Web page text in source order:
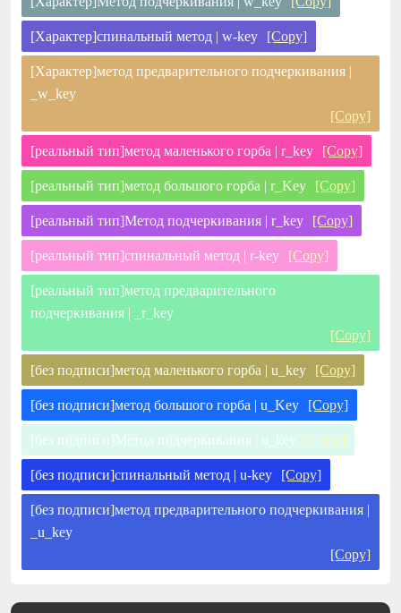
[Характер]спинальный метод | w-key [Copy]
[Характер]метод предварительного подчеркивания |
_w_key
[Copy]
[реальный тип]метод маленького горба | r_key [Copy]
[реальный тип]метод большого горба | r_Key [Copy]
[реальный тип]Метод подчеркивания | r_key [Copy]
[реальный тип]спинальный метод | r-key [Copy]
[реальный тип]метод предварительного
подчеркивания | _r_key
[Copy]
[без подписи]метод маленького горба | u_key [Copy]
[без подписи]метод большого горба | u_Key [Copy]
[без подписи]Метод подчеркивания | u_key [Copy]
[без подписи]спинальный метод | u-key [Copy]
[без подписи]метод предварительного подчеркивания |
_u_key
[Copy]